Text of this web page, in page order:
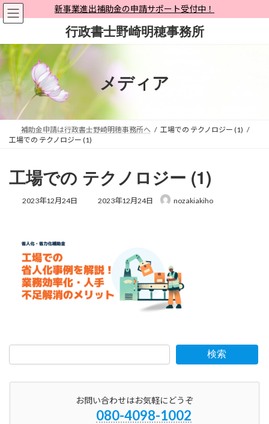
コ
ン
ン
ツ
へ
ス
キ
ッ
ナ
ビ
ー
シ
ョ
ン
に
移
新事業進出補助金の申請サポート受付中！
行政書士野崎明穂事務所
メディア
補助金申請は行政書士野崎明穂事務所へ
工場での テクノロジー (1)
工場での テクノロジー (1)
工場での テクノロジー (1)
2023年12月24日
最
2023年12月24日 nozakiakiho
検索
お問い合わせはお気軽にどうぞ
080-4098-1002